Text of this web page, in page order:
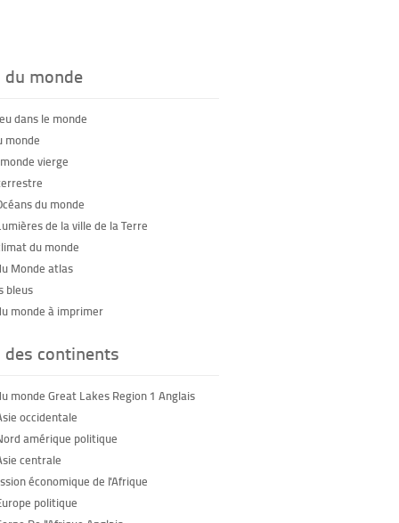
du monde
dans le monde
monde
vierge
du monde
de la ville de la Terre
du monde
Monde atlas
bleus
monde à imprimer
des continents
monde Great Lakes Region 1 Anglais
occidentale
amérique politique
centrale
économique de l'Afrique
politique